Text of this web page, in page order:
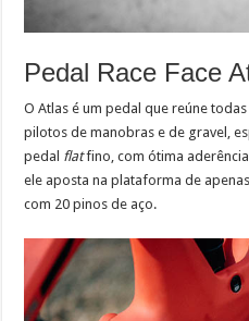
Pedal Race Face
O Atlas é um pedal que reúne
pilotos de manobras e de gravel,
pedal flatfino, com ótima
ele aposta na plataforma de
com 20 pinos de aço.